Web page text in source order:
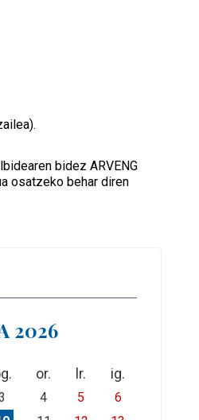
bidez ARVENG
osatzeko behar diren
2026
or. lr. ig.
4 5
6